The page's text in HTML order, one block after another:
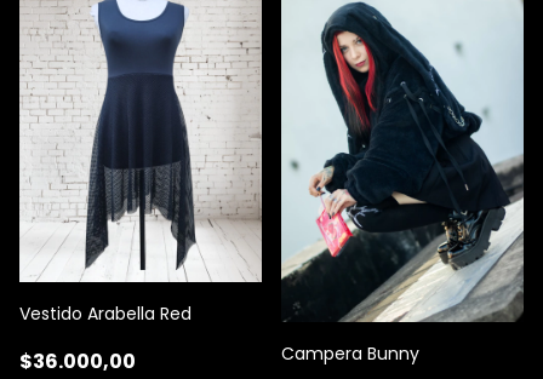
Vestido Arabella Red
$36.000,00 Campera Bunny